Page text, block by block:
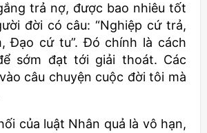
trả nợ, được bao nhiêu tốt
đời có câu: “Nghiệp cứ trả,
Đạo cứ tu”. Đó chính là cách
sớm đạt tới giải thoát. Các
câu chuyện cuộc đời tôi mà
của luật Nhân quả là vô hạn,